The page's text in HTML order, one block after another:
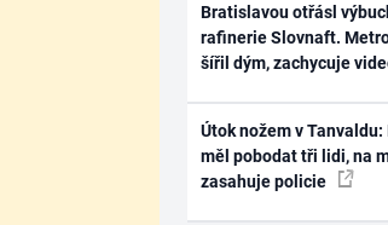
Bratislavou otřásl
rafinerie Slovnaft.
šířil dým, zachycuje
Útok nožem v
měl pobodat tři lidi, na
zasahuje policie